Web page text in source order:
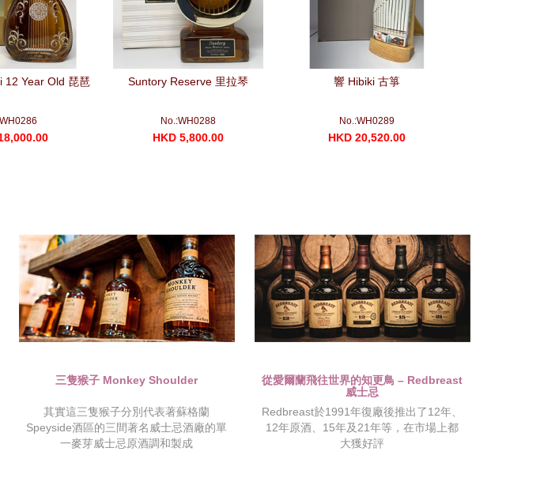
12 Year Old 琵琶 Suntory Reserve 里拉琴
No.:WH0288
HKD 5,800.00
響 Hibiki 古箏
No.:WH0289
HKD 20,520.00
三隻猴子 Monkey Shoulder
其實這三隻猴子分別代表著蘇格蘭
Speyside酒區的三間著名威士忌酒廠的單
一麥芽威士忌原酒調和製成
從愛爾蘭飛往世界的知更鳥 – Redbreast
威士忌
Redbreast於1991年復廠後推出了12年、
12年原酒、15年及21年等，在市場上都
大獲好評